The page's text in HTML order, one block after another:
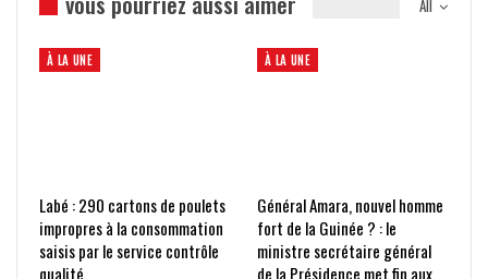
All
À LA UNE
Labé : 290 cartons de poulets
impropres à la consommation
saisis par le service contrôle
qualité
À LA UNE
Général Amara, nouvel homme
fort de la Guinée ? : le
ministre secrétaire général
de la Présidence met fin aux